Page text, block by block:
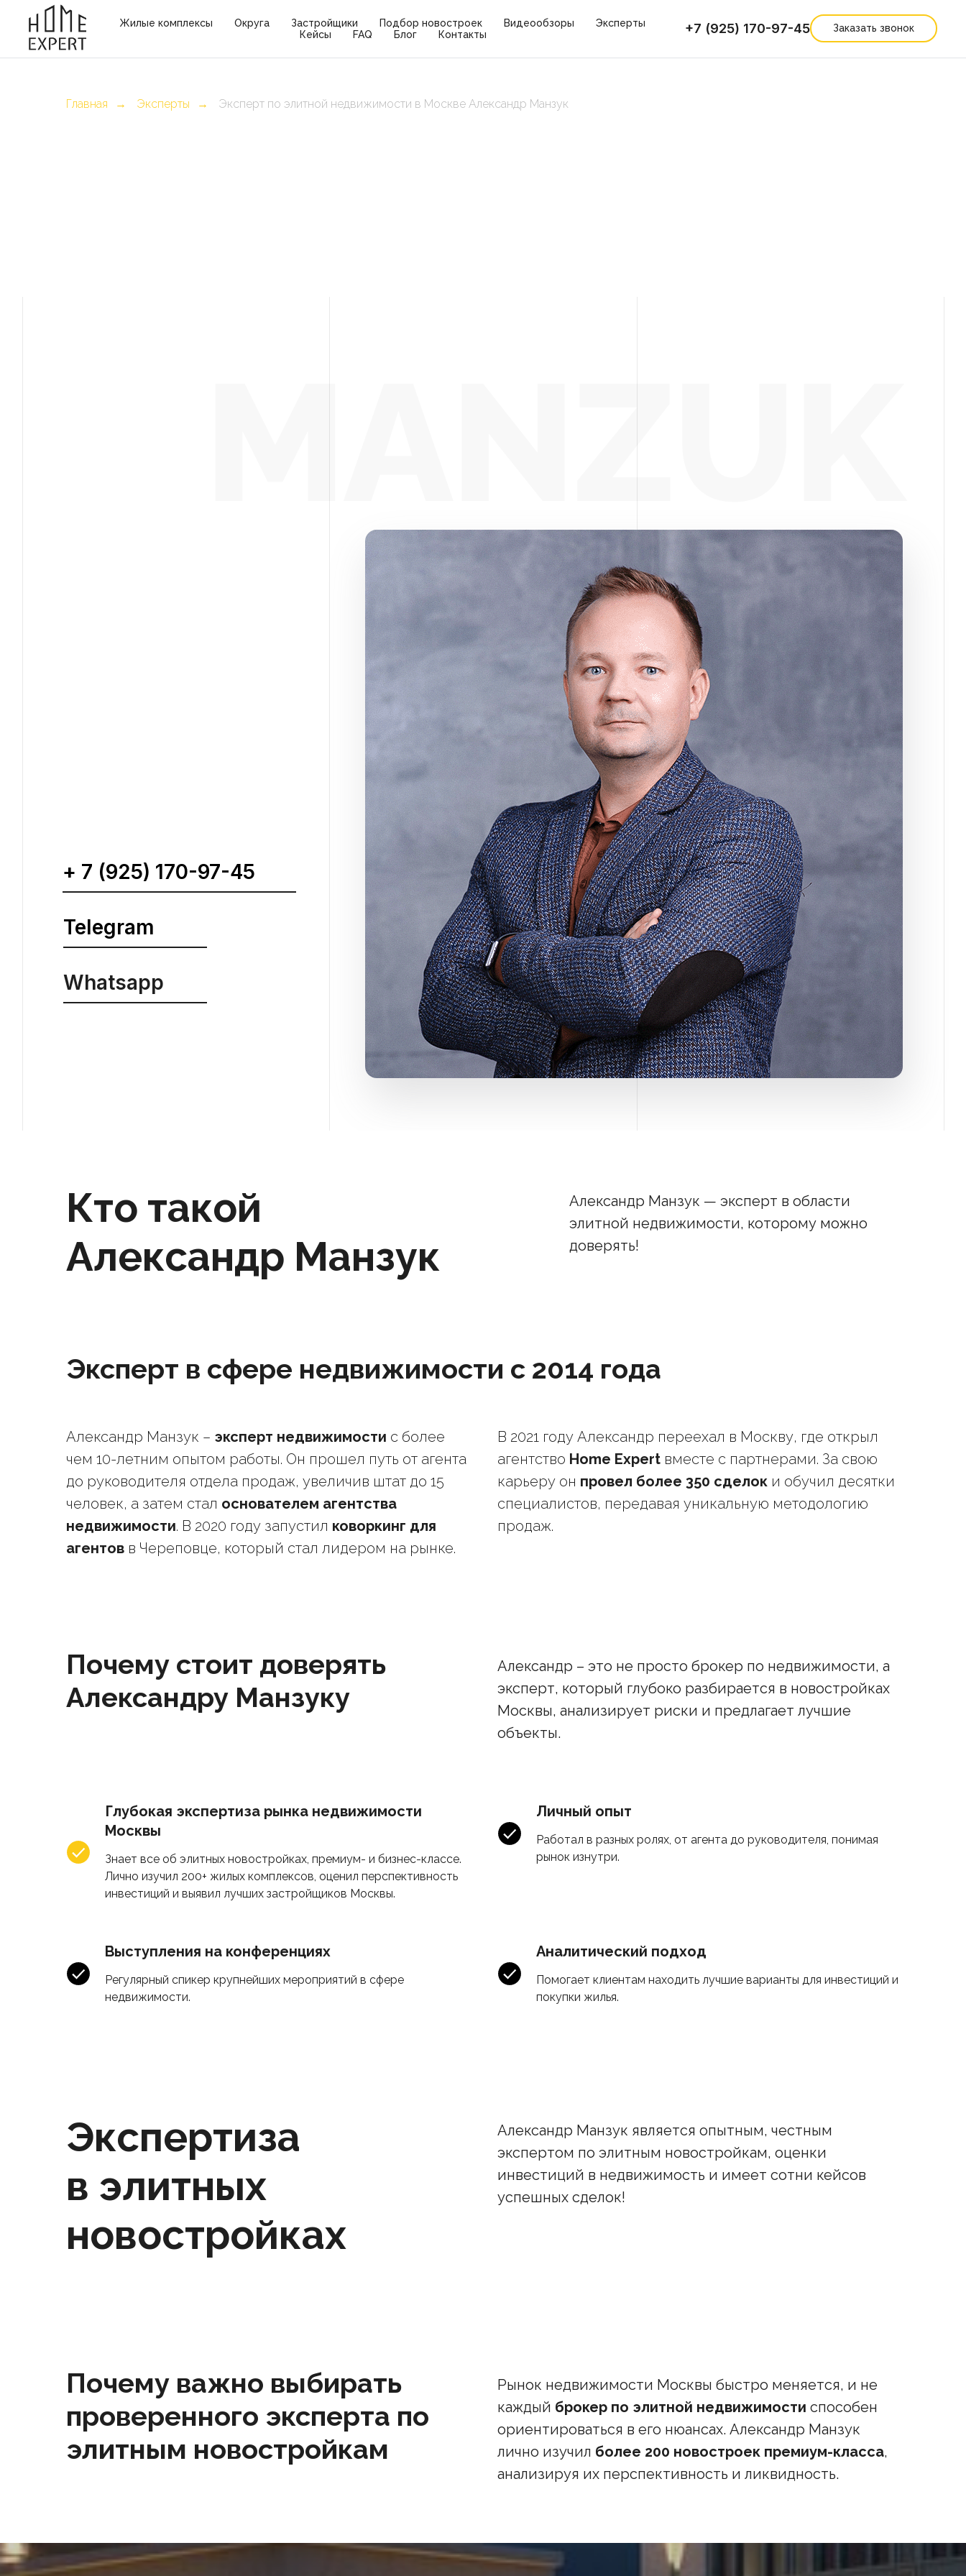
Жилые комплексы Округа Застройщики Подбор новостроек Видеообзоры
Эксперты
Кейсы
FAQ Блог Контакты +7 (925) 170-97-45 Заказать звонок
Главная → Эксперты → Эксперт по элитной недвижимости в Москве Александр Манзук
+ 7 (925) 170-97-45
Whatsapp
Telegram
Кто такой
Александр Манзук
Александр Манзук — эксперт в области
элитной недвижимости, которому можно
доверять!
Эксперт в сфере недвижимости с 2014 года
Александр Манзук – эксперт недвижимости с более
чем 10-летним опытом работы. Он прошел путь от агента
до руководителя отдела продаж, увеличив штат до 15
человек, а затем стал основателем агентства
недвижимости. В 2020 году запустил коворкинг для
агентов в Череповце, который стал лидером на рынке.
В 2021 году Александр переехал в Москву, где открыл
агентство Home Expert вместе с партнерами. За свою
карьеру он провел более 350 сделок и обучил десятки
специалистов, передавая уникальную методологию
продаж.
Почему стоит доверять
Александру Манзуку
Александр – это не просто брокер по недвижимости, а
эксперт, который глубоко разбирается в новостройках
Москвы, анализирует риски и предлагает лучшие
объекты.
Глубокая экспертиза рынка недвижимости
Москвы
Знает все об элитных новостройках, премиум- и бизнес-классе.
Лично изучил 200+ жилых комплексов, оценил перспективность
инвестиций и выявил лучших застройщиков Москвы.
Личный опыт
Работал в разных ролях, от агента до руководителя, понимая
рынок изнутри.
Выступления на конференциях
Регулярный спикер крупнейших мероприятий в сфере
недвижимости.
Аналитический подход
Помогает клиентам находить лучшие варианты для инвестиций и
покупки жилья.
Экспертиза
в элитных
новостройках
Александр Манзук является опытным, честным
экспертом по элитным новостройкам, оценки
инвестиций в недвижимость и имеет сотни кейсов
успешных сделок!
Почему важно выбирать
проверенного эксперта по
элитным новостройкам
Рынок недвижимости Москвы быстро меняется, и не
каждый брокер по элитной недвижимости способен
ориентироваться в его нюансах. Александр Манзук
лично изучил более 200 новостроек премиум-класса,
анализируя их перспективность и ликвидность.